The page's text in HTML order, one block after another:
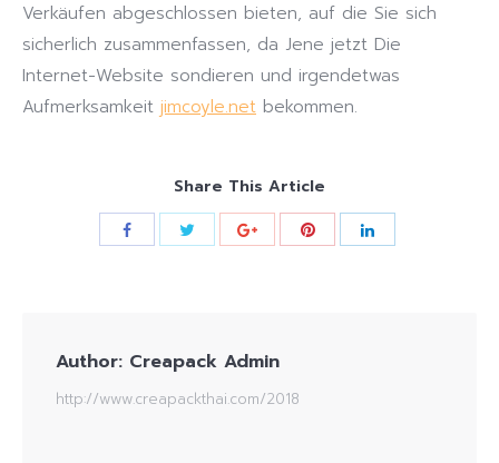
Verkäufen abgeschlossen bieten, auf die Sie sich
sicherlich zusammenfassen, da Jene jetzt Die
Internet-Website sondieren und irgendetwas
Aufmerksamkeit jimcoyle.net bekommen.
Share This Article
Author: Creapack Admin
http://www.creapackthai.com/2018